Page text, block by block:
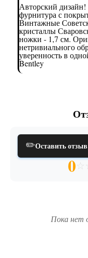
Авторский
фурнитура с
Винтажные
кристаллы
ножки - 1,7 см.
нетривиального
уверенность в
Bentley
✏️Оставить отзыв
0☆ ☆
Пока нет